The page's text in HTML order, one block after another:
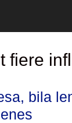
fiere
bila